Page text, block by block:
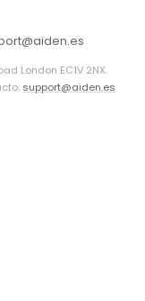
London EC1V 2NX.
support@aiden.es.